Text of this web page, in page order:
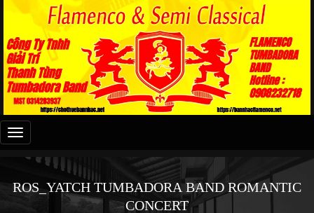
Đây
là
menu
ROS_YATCH TUMBADORA BAND ROMANTIC
CONCERT